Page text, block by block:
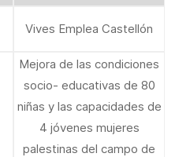
Vives Emplea Castellón
Mejora de las condiciones
socio- educativas de 80
niñas y las capacidades de
4 jóvenes mujeres
palestinas del campo de